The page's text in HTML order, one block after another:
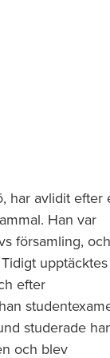
har avlidit efter
Han var
församling, och
upptäcktes
efter
studerade
och blev